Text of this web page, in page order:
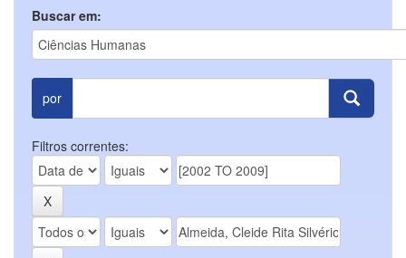
Buscar em:
por
Filtros correntes: